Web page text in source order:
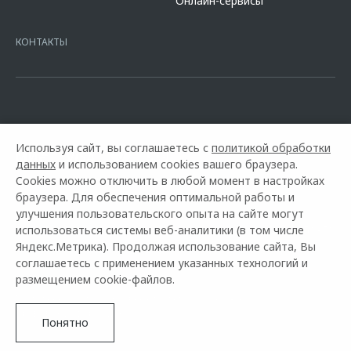
Кредит предоставляет АО Альфа-Банк. ИНН
16.01.2015. Предложение ограничено и не является публичной
КОНТАКТЫ
Горячая линия OMODA: +7 (3022) 21-50-50
© 2026 Чита Моторс
Используя сайт, вы соглашаетесь с политикой обработки
данных и использованием cookies вашего браузера.
Cookies можно отключить в любой момент в настройках
браузера. Для обеспечения оптимальной работы и
улучшения пользовательского опыта на сайте могут
использоваться системы веб-аналитики (в том числе
Яндекс.Метрика). Продолжая использование сайта, Вы
соглашаетесь с применением указанных технологий и
размещением cookie-файлов.
Понятно